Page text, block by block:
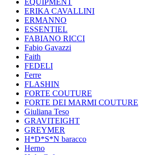
EQUIPMENT
ERIKA CAVALLINI
ERMANNO
ESSENTIEL
FABIANO RICCI
Fabio Gavazzi
Faith
FEDELI
Ferre
FLASHIN
FORTE COUTURE
FORTE DEI MARMI COUTURE
Giuliana Teso
GRAVITEIGHT
GREYMER
H*D*S*N baracco
Herno